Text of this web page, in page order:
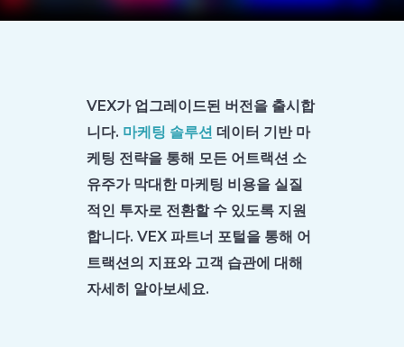
VEX가 업그레이드된 버전을 출시합
니다. 마케팅 솔루션 데이터 기반 마
케팅 전략을 통해 모든 어트랙션 소
유주가 막대한 마케팅 비용을 실질
적인 투자로 전환할 수 있도록 지원
합니다. VEX 파트너 포털을 통해 어
트랙션의 지표와 고객 습관에 대해
자세히 알아보세요.